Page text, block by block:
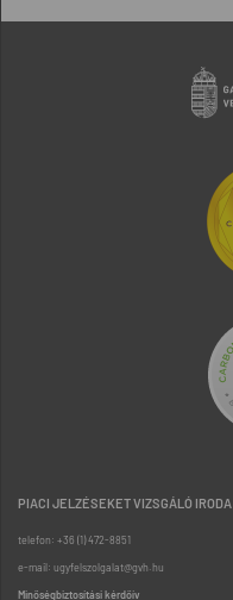
PIACI JELZÉSEKET VIZSGÁLÓ IRODA
telefon: +36 (1) 472-8851
e-mail: ugyfelszolgalat@gvh.hu
Minőségbiztosítási kérdőív